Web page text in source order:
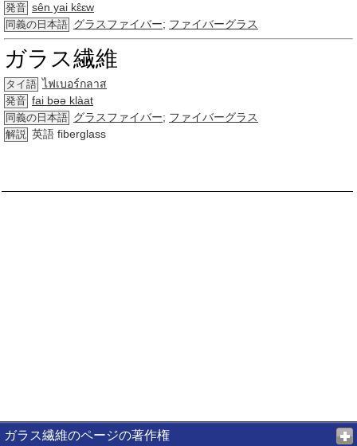
発音 sên yai kɛ̂ɛw
同義の日本語 グラスファイバー; ファイバーグラス
ガラス繊維
タイ語 ไฟเบอร์กลาส
発音 fai bəə klàat
同義の日本語 グラスファイバー; ファイバーグラス
解説 英語 fiberglass
ガラス繊維のページの著作権